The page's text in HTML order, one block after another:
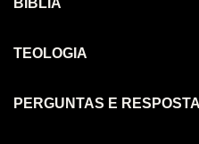
TEOLOGIA
PERGUNTAS E